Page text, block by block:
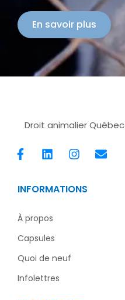
En savoir plus
Droit animalier Québec
F
a
e
b
o
-
f
L
i
k
e
i
I
n
t
a
E
n
INFORMATIONS
À propos
Capsules
Quoi de neuf
Infolettres